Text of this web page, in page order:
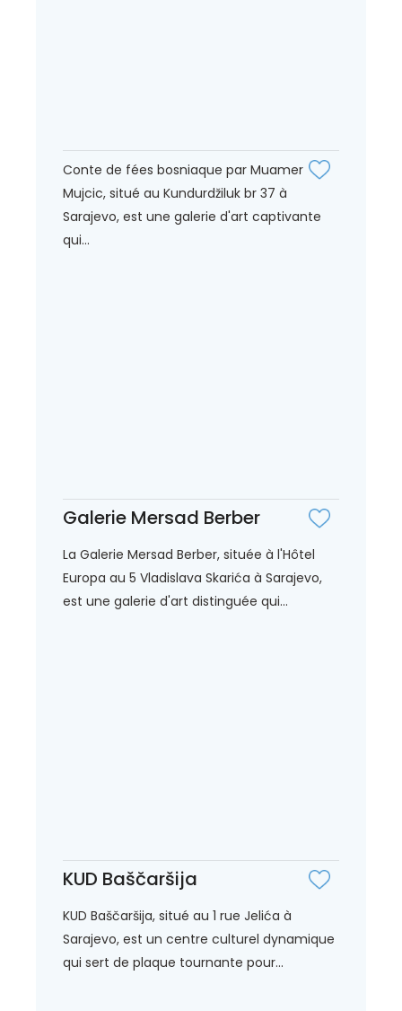
Conte de fées bosniaque par Muamer
Mujcic, situé au Kundurdžiluk br 37 à
Sarajevo, est une galerie d'art captivante
qui...
Galerie Mersad Berber
La Galerie Mersad Berber, située à l'Hôtel
Europa au 5 Vladislava Skarića à Sarajevo,
est une galerie d'art distinguée qui...
KUD Baščaršija
KUD Baščaršija, situé au 1 rue Jelića à
Sarajevo, est un centre culturel dynamique
qui sert de plaque tournante pour...